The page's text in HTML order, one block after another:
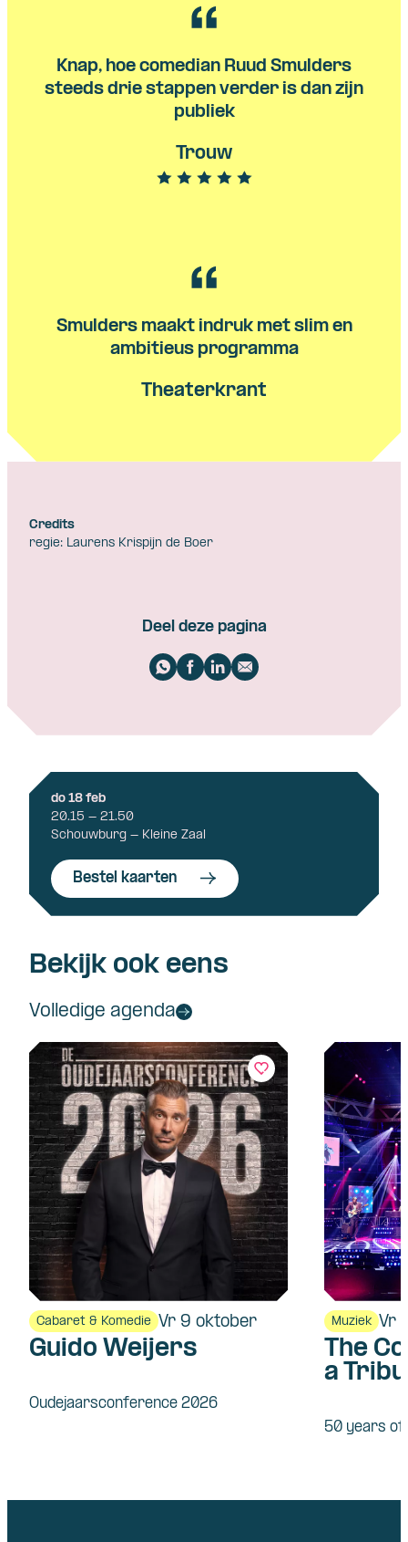
Knap, hoe comedian Ruud Smulders
steeds drie stappen verder is dan zijn
publiek
Trouw
Smulders maakt indruk met slim en
ambitieus programma
Theaterkrant
Credits
regie: Laurens Krispijn de Boer
Deel deze pagina
do 18 feb
20.15 - 21.50
Schouwburg - Kleine Zaal
Bestel kaarten
Bekijk ook eens
Volledige agenda
Cabaret & Komedie Vr 9 oktober
Guido Weijers
Oudejaarsconference 2026
Muziek Vr
The
a
50 years of